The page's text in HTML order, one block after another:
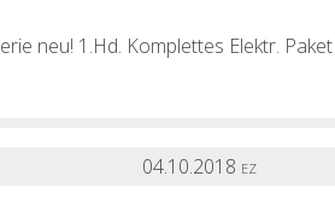
neu! 1.Hd. Komplettes Elektr. Paket
04.10.2018 EZ